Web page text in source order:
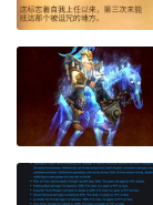
接了任务之后你
分钟过后正式开打